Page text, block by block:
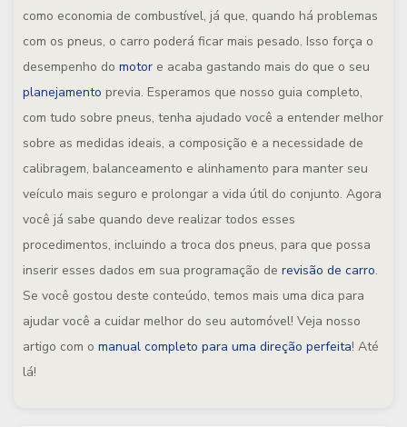
como economia de combustível, já que, quando há problemas
com os pneus, o carro poderá ficar mais pesado. Isso força o
desempenho do motor e acaba gastando mais do que o seu
planejamento previa. Esperamos que nosso guia completo,
com tudo sobre pneus, tenha ajudado você a entender melhor
sobre as medidas ideais, a composição e a necessidade de
calibragem, balanceamento e alinhamento para manter seu
veículo mais seguro e prolongar a vida útil do conjunto. Agora
você já sabe quando deve realizar todos esses
procedimentos, incluindo a troca dos pneus, para que possa
inserir esses dados em sua programação de revisão de carro.
Se você gostou deste conteúdo, temos mais uma dica para
ajudar você a cuidar melhor do seu automóvel! Veja nosso
artigo com o manual completo para uma direção perfeita! Até
lá!